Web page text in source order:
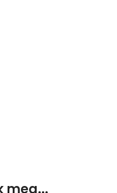
meg...